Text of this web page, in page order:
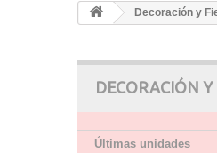
Decoración y
DECORACIÓN Y
Últimas unidades